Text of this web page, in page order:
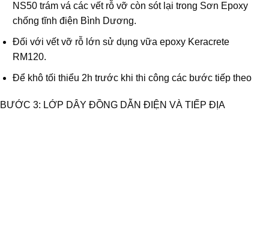
NS50 trám vá các vết rỗ vỡ còn sót lại trong Sơn Epoxy
chống tĩnh điện Bình Dương.
Đối với vết vỡ rỗ lớn sử dụng vữa epoxy Keracrete
RM120.
Để khô tối thiểu 2h trước khi thi công các bước tiếp theo
BƯỚC 3: LỚP DÂY ĐỒNG DẪN ĐIỆN VÀ TIẾP ĐỊA